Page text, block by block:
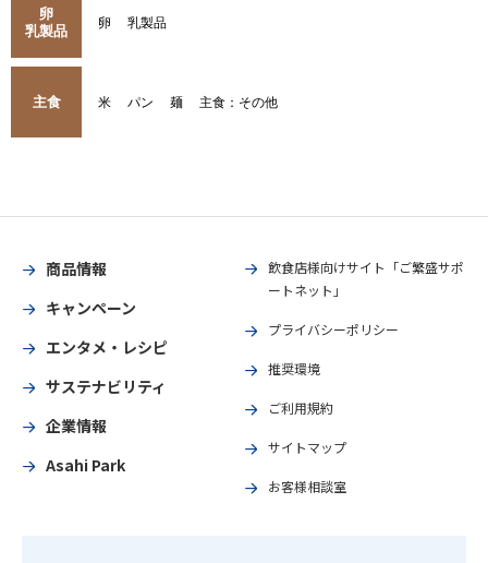
卵
乳製品
卵 乳製品
主食 米 パン 麺 主食：その他
商品情報
キャンペーン
エンタメ・レシピ
サステナビリティ
企業情報
Asahi Park
飲食店様向けサイト「ご繁盛サポ
ートネット」
プライバシーポリシー
推奨環境
ご利用規約
サイトマップ
お客様相談室